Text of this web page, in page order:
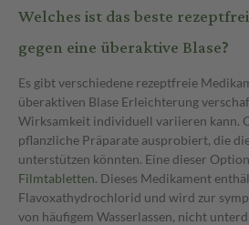
Welches ist das beste
gegen eine überaktive Blase?
Es gibt verschiedene rezeptfreie
überaktiven Blase Erleichterung
Wirksamkeit individuell variieren kann.
pflanzliche Präparate ausprobiert, die
unterstützen könnten. Eine dieser
Filmtabletten. Dieses Medikament
Flavoxathydrochlorid und wird zur
von häufigem Wasserlassen, nicht